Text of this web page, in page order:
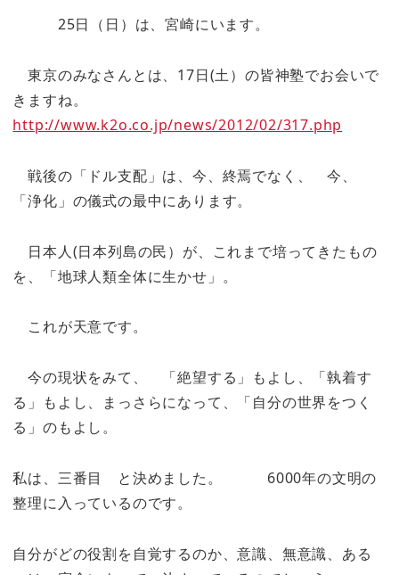
25日（日）は、宮崎にいます。
東京のみなさんとは、17日(土）の皆神塾でお会いで
きますね。
http://www.k2o.co.jp/news/2012/02/317.php
戦後の「ドル支配」は、今、終焉でなく、 今、
「浄化」の儀式の最中にあります。
日本人(日本列島の民）が、これまで培ってきたもの
を、「地球人類全体に生かせ」。
これが天意です。
今の現状をみて、 「絶望する」もよし、「執着す
る」もよし、まっさらになって、「自分の世界をつく
る」のもよし。
私は、三番目 と決めました。 6000年の文明の
整理に入っているのです。
自分がどの役割を自覚するのか、意識、無意識、ある